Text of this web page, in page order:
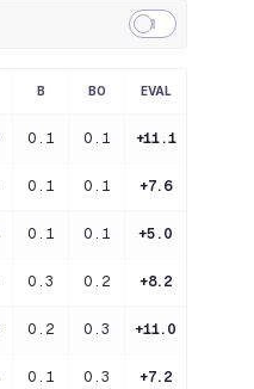
B BO
EVAL
0.1 0.1 +11.1
0.1 0.1 +7.6
0.1 0.1 +5.0
0.3 0.2 +8.2
0.2 0.3 +11.0
0.1 0.3 +7.2